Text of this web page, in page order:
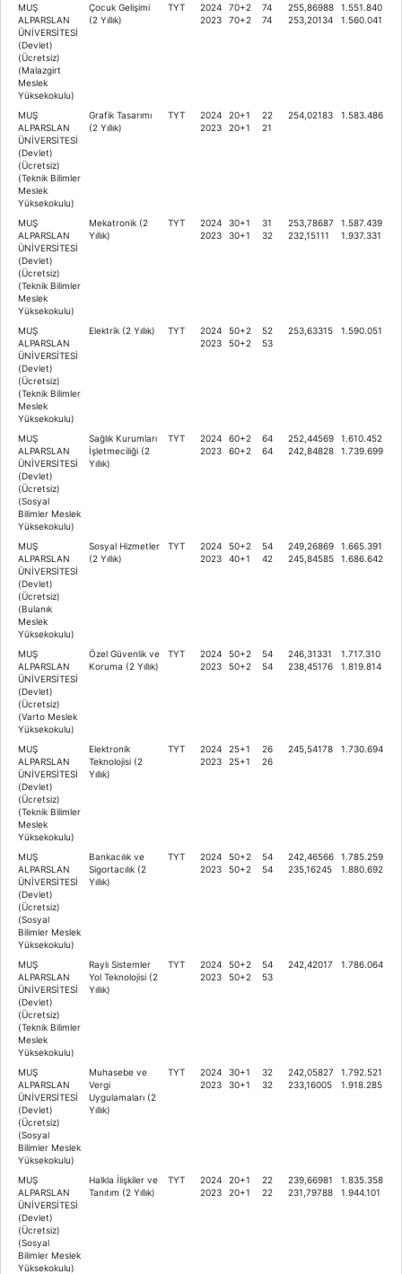
MUŞ
ALPARSLAN
ÜNİVERSİTESİ
(Devlet)
(Ücretsiz)
(Malazgirt
Meslek
Yüksekokulu)
Çocuk Gelişimi
(2 Yıllık)
TYT
2024
2023
70+2
70+2
74
74
255,86988
253,20134
1.551.840
1.560.041
MUŞ
ALPARSLAN
ÜNİVERSİTESİ
(Devlet)
(Ücretsiz)
(Teknik Bilimler
Meslek
Yüksekokulu)
Grafik Tasarımı
(2 Yıllık)
TYT
2024
2023
20+1
20+1
22
21
254,02183 1.583.486
MUŞ
ALPARSLAN
ÜNİVERSİTESİ
(Devlet)
(Ücretsiz)
(Teknik Bilimler
Meslek
Yüksekokulu)
Mekatronik (2
Yıllık)
TYT
2024
2023
30+1
30+1
31
32
253,78687
232,15111
1.587.439
1.937.331
MUŞ
ALPARSLAN
ÜNİVERSİTESİ
(Devlet)
(Ücretsiz)
(Teknik Bilimler
Meslek
Yüksekokulu)
Elektrik (2 Yıllık) TYT
2024
2023
50+2
50+2
52
53
253,63315 1.590.051
MUŞ
ALPARSLAN
ÜNİVERSİTESİ
(Devlet)
(Ücretsiz)
(Sosyal
Bilimler Meslek
Yüksekokulu)
Sağlık Kurumları
İşletmeciliği (2
Yıllık)
TYT
2024
2023
60+2
60+2
64
64
252,44569
242,84828
1.610.452
1.739.699
MUŞ
ALPARSLAN
ÜNİVERSİTESİ
(Devlet)
(Ücretsiz)
(Bulanık
Meslek
Yüksekokulu)
Sosyal Hizmetler
(2 Yıllık)
TYT
2024
2023
50+2
40+1
54
42
249,26869
245,84585
1.665.391
1.686.642
MUŞ
ALPARSLAN
ÜNİVERSİTESİ
(Devlet)
(Ücretsiz)
(Varto Meslek
Yüksekokulu)
Özel Güvenlik ve
Koruma (2 Yıllık)
TYT
2024
2023
50+2
50+2
54
54
246,31331
238,45176
1.717.310
1.819.814
MUŞ
ALPARSLAN
ÜNİVERSİTESİ
(Devlet)
(Ücretsiz)
(Teknik Bilimler
Meslek
Yüksekokulu)
Elektronik
Teknolojisi (2
Yıllık)
TYT
2024
2023
25+1
25+1
26
26
245,54178 1.730.694
MUŞ
ALPARSLAN
ÜNİVERSİTESİ
(Devlet)
(Ücretsiz)
(Sosyal
Bilimler Meslek
Yüksekokulu)
Bankacılık ve
Sigortacılık (2
Yıllık)
TYT
2024
2023
50+2
50+2
54
54
242,46566
235,16245
1.785.259
1.880.692
MUŞ
ALPARSLAN
ÜNİVERSİTESİ
(Devlet)
(Ücretsiz)
(Teknik Bilimler
Meslek
Yüksekokulu)
Raylı Sistemler
Yol Teknolojisi (2
Yıllık)
TYT
2024
2023
50+2
50+2
54
53
242,42017 1.786.064
MUŞ
ALPARSLAN
ÜNİVERSİTESİ
(Devlet)
(Ücretsiz)
(Sosyal
Bilimler Meslek
Yüksekokulu)
Muhasebe ve
Vergi
Uygulamaları (2
Yıllık)
TYT
2024
2023
30+1
30+1
32
32
242,05827
233,16005
1.792.521
1.918.285
MUŞ
ALPARSLAN
ÜNİVERSİTESİ
(Devlet)
(Ücretsiz)
(Sosyal
Bilimler Meslek
Yüksekokulu)
Halkla İlişkiler ve
Tanıtım (2 Yıllık)
TYT
2024
2023
20+1
20+1
22
22
239,66981
231,79788
1.835.358
1.944.101